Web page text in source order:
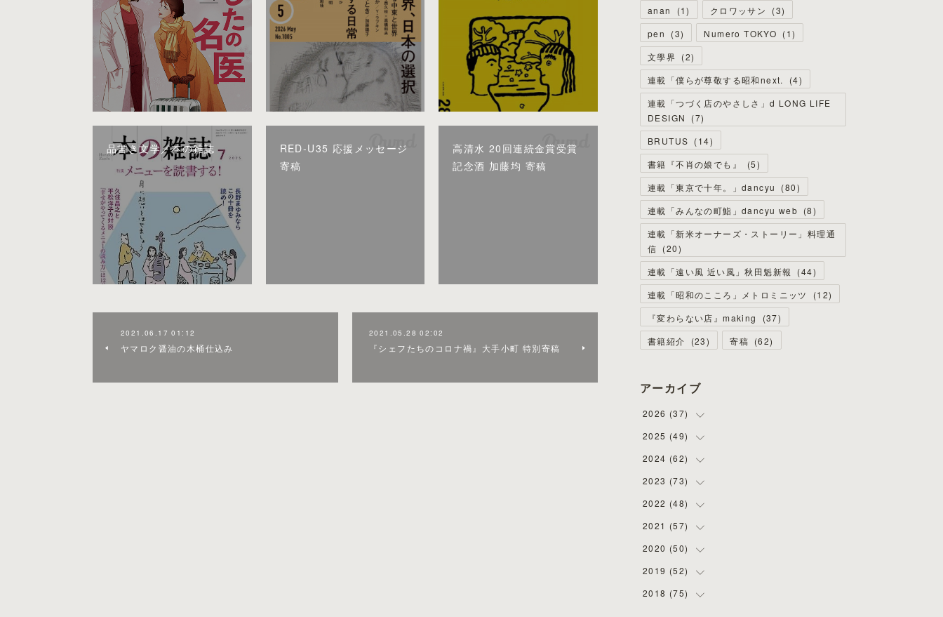
品書き文学／本の雑誌
RED-U35 応援メッセージ
寄稿
高清水 20回連続金賞受賞
記念酒 加藤均 寄稿
2021.06.17 01:12
ヤマロク醤油の木桶仕込み
2021.05.28 02:02
『シェフたちのコロナ禍』大手小町 特別寄稿
anan
(1) クロワッサン (3)
pen
(3) Numero TOKYO (1)
文學界 (2)
連載「僕らが尊敬する昭和next.
(4)
連載「つづく店のやさしさ」d LONG LIFE
DESIGN
(7)
BRUTUS (14)
書籍『不肖の娘でも』
(5)
連載「東京で十年。」dancyu
(80)
連載「みんなの町鮨」dancyu web (8)
連載「新米オーナーズ・ストーリー」料理通
信 (20)
連載「遠い風 近い風」秋田魁新報
(44)
連載「昭和のこころ」メトロミニッツ
(12)
『変わらない店』making
(37)
書籍紹介
(23) 寄稿 (62)
アーカイブ
2026 (37)
(4)
(8)
(2)
( 11
(5)
(6)
( 1)
2025 (49)
(3)
(4)
( 3)
(4)
(4)
(2)
(6)
2024 (62)
(4)
(5)
(5)
(3)
(7)
(6)
2023 (73)
(8)
(6)
(7)
(5)
(7)
2022 (48)
(4)
(4)
(5)
(4)
2021 (57)
(6)
(8)
(2)
2020 (50)
(2)
(4)
2019 (52)
(10
2018 (75)